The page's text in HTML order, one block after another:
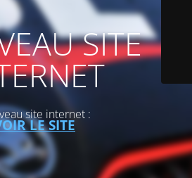
SITE
site internet :
LE SITE